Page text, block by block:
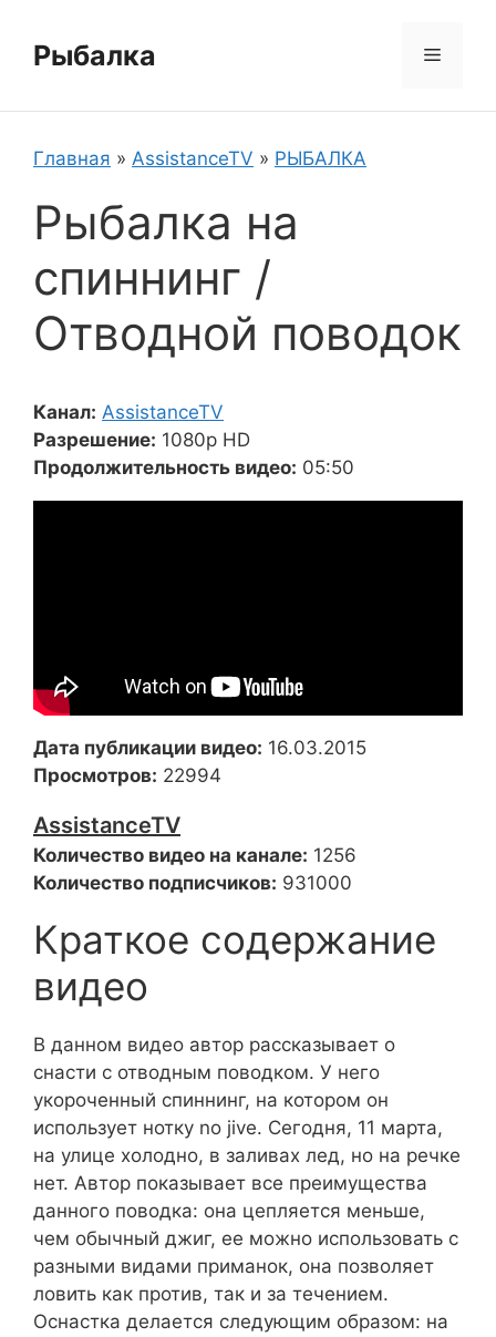
содержимому
Рыбалка Меню
Главная » AssistanceTV » РЫБАЛКА
Рыбалка на
спиннинг /
Отводной поводок
Канал: AssistanceTV
Разрешение: 1080p HD
Продолжительность видео: 05:50
Дата публикации видео: 16.03.2015
Просмотров: 22994
AssistanceTV
Количество видео на канале: 1256
Количество подписчиков: 931000
Краткое содержание
видео
В данном видео автор рассказывает о
снасти с отводным поводком. У него
укороченный спиннинг, на котором он
использует нотку no jive. Сегодня, 11 марта,
на улице холодно, в заливах лед, но на речке
нет. Автор показывает все преимущества
данного поводка: она цепляется меньше,
чем обычный джиг, ее можно использовать с
разными видами приманок, она позволяет
ловить как против, так и за течением.
Оснастка делается следующим образом: на